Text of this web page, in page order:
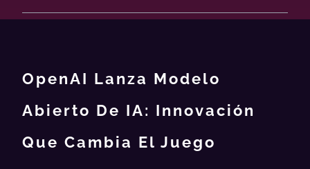
OpenAI Lanza Modelo
Abierto De IA: Innovación
Que Cambia El Juego